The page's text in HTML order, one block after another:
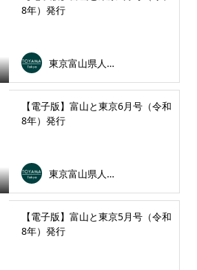
8年）発行
東京富山県人会連合会
【電子版】富山と東京6月号（令和
8年）発行
東京富山県人会連合会
【電子版】富山と東京5月号（令和
8年）発行